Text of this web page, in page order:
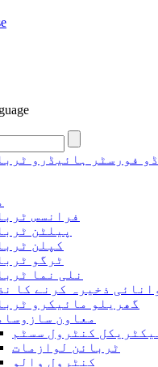
فرانسس
پیلٹن
کپلن
ٹرگو
نلی نما
ذخیرہ کرنے کا
گھریلو مائیکرو
معاون
کنٹرول سسٹم
ٹربائن لوازمات
کنٹرول والو